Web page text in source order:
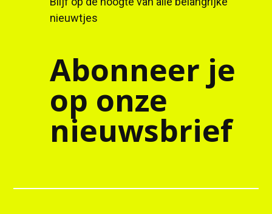
nieuwtjes
Abonneer je
op onze
nieuwsbrief